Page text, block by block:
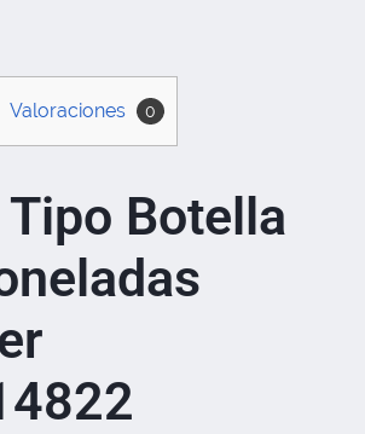
Valoraciones 0
Tipo Botella